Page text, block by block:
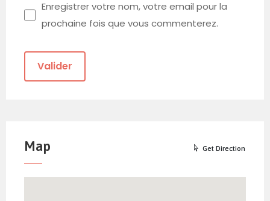
Enregistrer votre nom, votre email pour la
prochaine fois que vous commenterez.
Map Get Direction